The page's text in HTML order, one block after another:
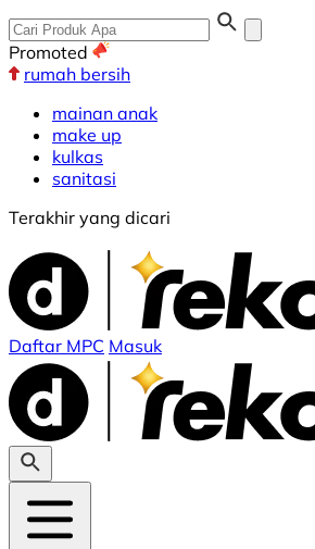
Promoted
rumah bersih
mainan anak
make up
kulkas
sanitasi
Terakhir yang dicari
Daftar MPC Masuk